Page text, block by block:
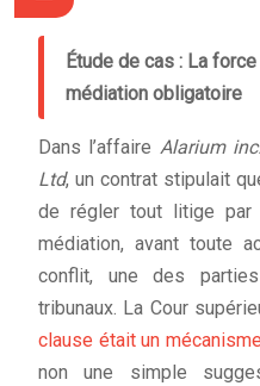
Étude de cas : La
médiation obligatoire
Dans l’affaire Alarium
Ltd, un contrat stipulait
de régler tout litige par
médiation, avant toute
conflit, une des
tribunaux. La Cour
clause était un
non une simple